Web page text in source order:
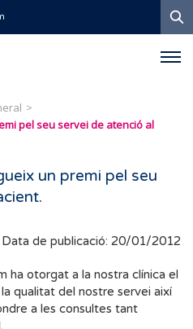
pel seu servei de atenció al
un premi pel seu
Data de publicació: 20/01/2012
ha otorgat a la nostra clínica el
qualitat del nostre servei així
a les consultes tant